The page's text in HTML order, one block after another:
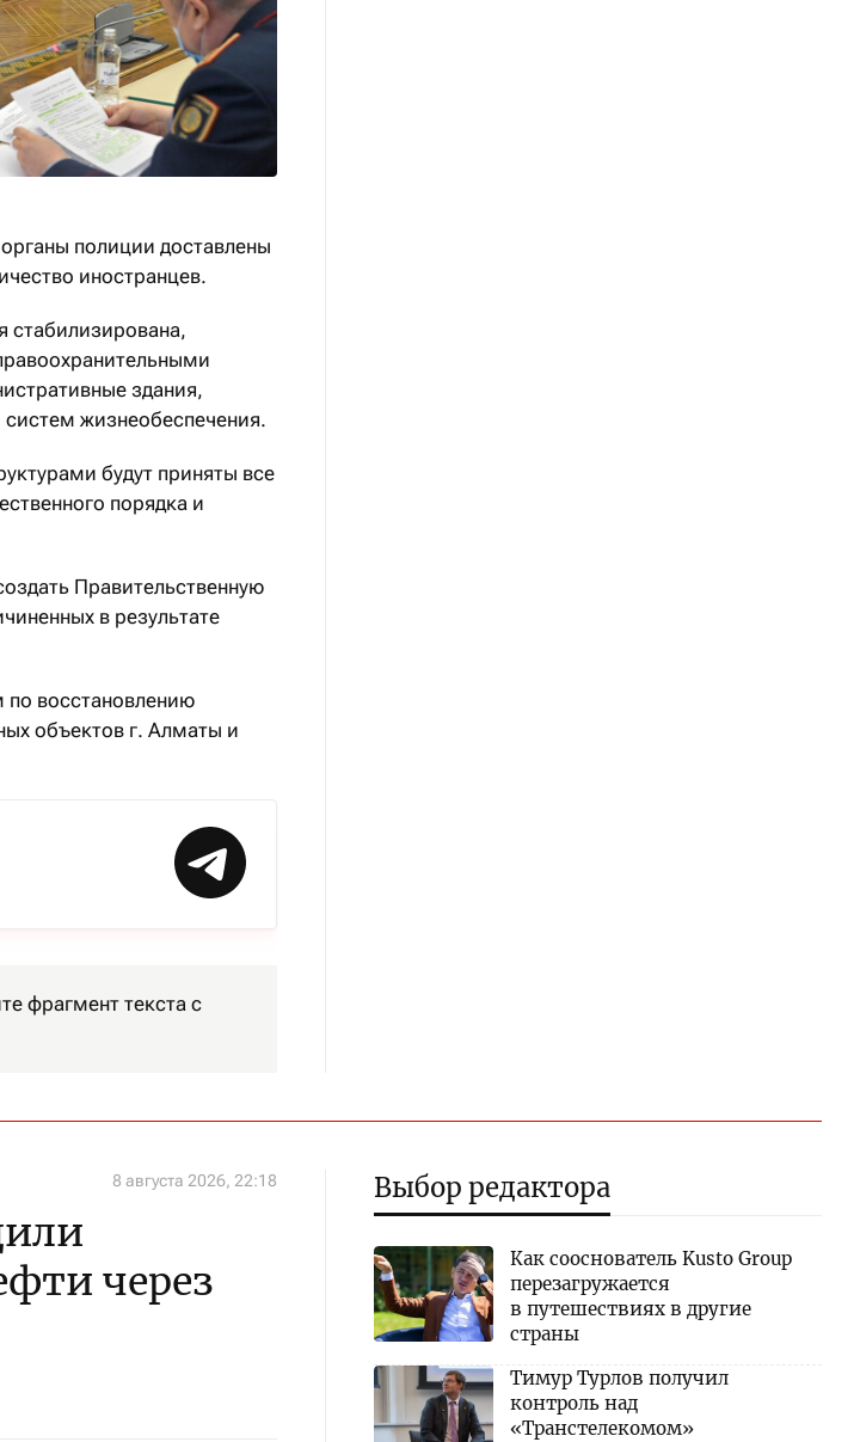
полиции доставлены
иностранцев.
стабилизирована,
здания,
жизнеобеспечения.
будут приняты все
порядка и
Правительственную
в результате
по восстановлению
объектов г. Алматы и
фрагмент текста с
8 августа 2026, 22:18
через
Выбор редактора
Как сооснователь Kusto Group
перезагружается
в путешествиях в другие
страны
Тимур Турлов получил
контроль над
«Транстелекомом»